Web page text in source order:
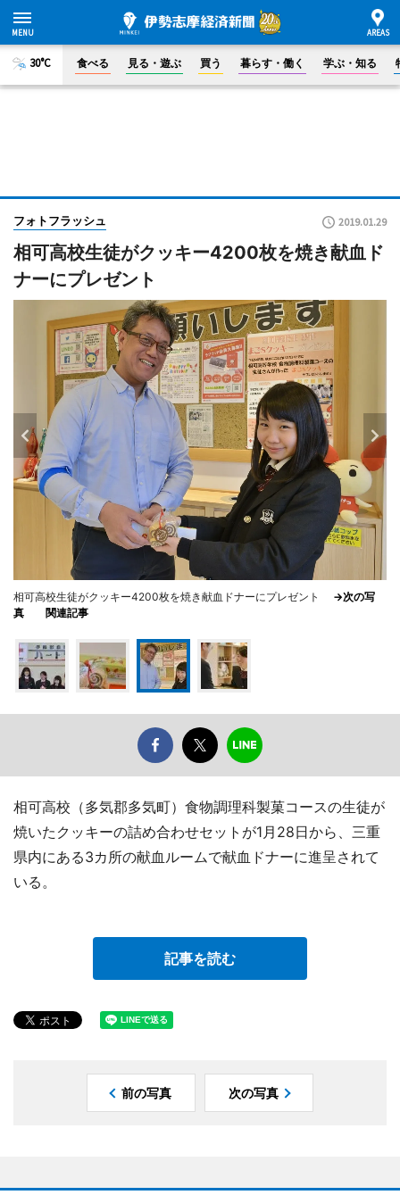
30°C 食べる 見る・遊ぶ 買う 暮らす・働く 学ぶ・知る
フォトフラッシュ 2019.01.29
相可高校生徒がクッキー4200枚を焼き献血ド
ナーにプレゼント
相可高校生徒がクッキー4200枚を焼き献血ドナーにプレゼント
→次の写
真
関連記事
相可高校（多気郡多気町）食物調理科製菓コースの生徒が
焼いたクッキーの詰め合わせセットが1月28日から、三重
県内にある3カ所の献血ルームで献血ドナーに進呈されて
いる。
記事を読む
前の写真 次の写真